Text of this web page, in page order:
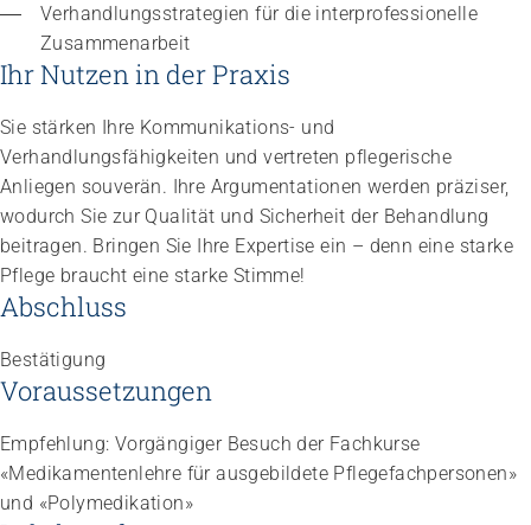
Umgang mit verhaltensbezogenen und
psychologischen Symptomen bei Menschen mit
Demenz
20.08.2026 online
Verhandlungsstrategien für die interprofessionelle
Zusammenarbeit
Ihr Nutzen in der Praxis
Sie stärken Ihre Kommunikations- und
Verhandlungsfähigkeiten und vertreten pflegerische
Anliegen souverän. Ihre Argumentationen werden präziser,
wodurch Sie zur Qualität und Sicherheit der Behandlung
beitragen. Bringen Sie Ihre Expertise ein – denn eine starke
Pflege braucht eine starke Stimme!
Abschluss
Bestätigung
Voraussetzungen
Empfehlung: Vorgängiger Besuch der Fachkurse
«Medikamentenlehre für ausgebildete Pflegefachpersonen»
und «Polymedikation»